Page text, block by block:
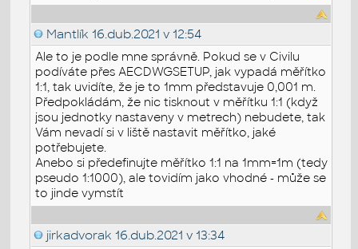
Mantlík 16.dub.2021 v 12:54
Ale to je podle mne správně. Pokud se v Civilu
podíváte přes AECDWGSETUP, jak vypadá měřítko
1:1, tak uvidíte, že je to 1mm představuje 0,001 m.
Předpokládám, že nic tisknout v měřítku 1:1 (když
jsou jednotky nastaveny v metrech) nebudete, tak
Vám nevadí si v liště nastavit měřítko, jaké
potřebujete.
Anebo si předefinujte měřítko 1:1 na 1mm=1m (tedy
pseudo 1:1000), ale tovidím jako vhodné - může se
to jinde vymstít
jirkadvorak 16.dub.2021 v 13:34